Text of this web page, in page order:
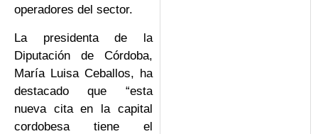
operadores del sector.
La presidenta de la
Diputación de Córdoba,
María Luisa Ceballos, ha
destacado que “esta
nueva cita en la capital
cordobesa tiene el